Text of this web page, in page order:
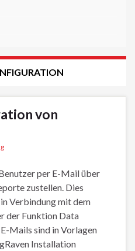
von
per E-Mail über
zustellen. Dies
Verbindung mit dem
der Funktion Data
Mails sind in Vorlagen
Installation